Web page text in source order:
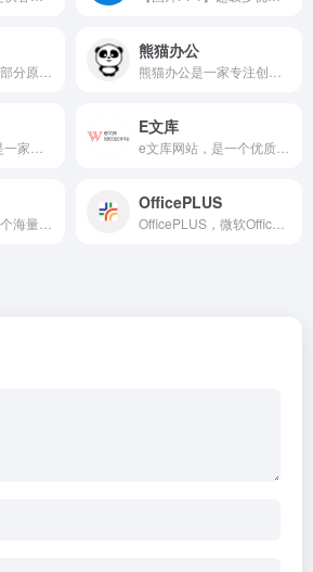
熊猫办公
E文库
OfficePLUS